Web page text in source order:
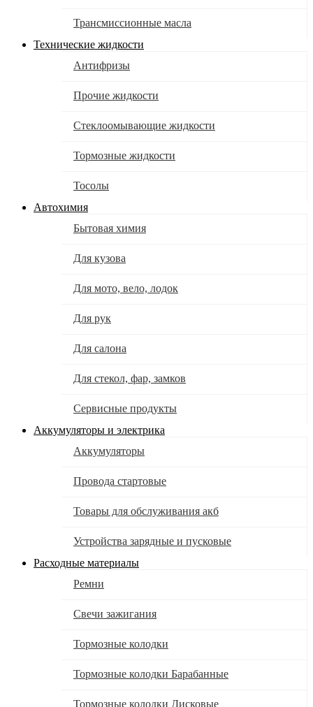
Трансмиссионные масла
Технические жидкости
Антифризы
Прочие жидкости
Стеклоомывающие жидкости
Тормозные жидкости
Тосолы
Автохимия
Бытовая химия
Для кузова
Для мото, вело, лодок
Для рук
Для салона
Для стекол, фар, замков
Сервисные продукты
Аккумуляторы и электрика
Аккумуляторы
Провода стартовые
Товары для обслуживания акб
Устройства зарядные и пусковые
Расходные материалы
Ремни
Свечи зажигания
Тормозные колодки
Тормозные колодки Барабанные
Тормозные колодки Дисковые